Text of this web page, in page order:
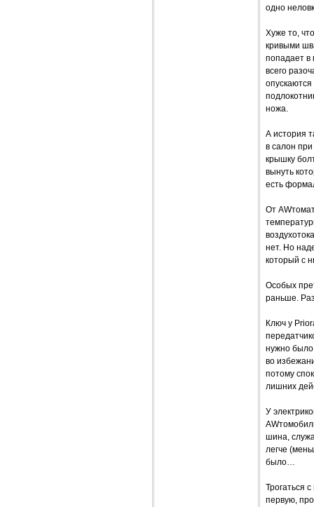
одно
Хуже то,
кривыми
попадает в
всего
ножа.
А история
в салон
крышку
вынуть
есть
От
нет. Но
который с
Особых
раньше.
Ключ у
нужно было
во
потому
лишних
У
шина,
легче
было…
Трогаться
первую,